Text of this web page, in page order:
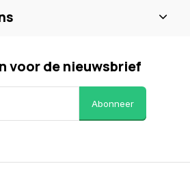
voor de nieuwsbrief
Abonneer